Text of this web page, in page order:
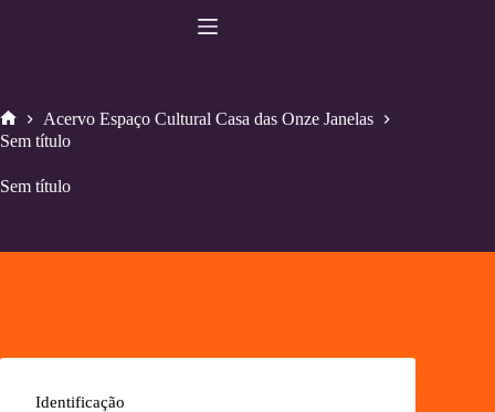
Home
Acervo Espaço Cultural Casa das Onze Janelas
Sem título
Sem título
Identificação